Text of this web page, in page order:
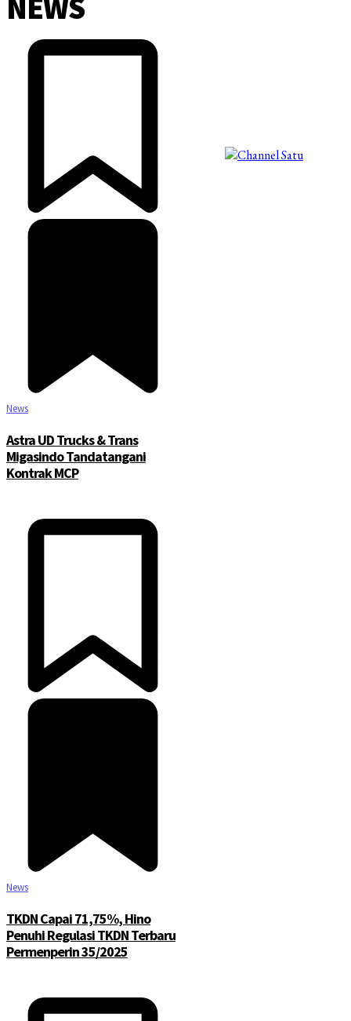
NEWS
News
Astra UD Trucks & Trans
Migasindo Tandatangani
Kontrak MCP
News
TKDN Capai 71,75%, Hino
Penuhi Regulasi TKDN Terbaru
Permenperin 35/2025